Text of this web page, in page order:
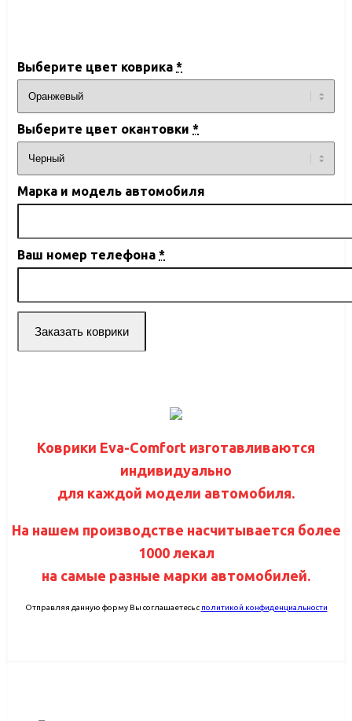
Выберите цвет коврика *
Выберите цвет окантовки *
Марка и модель автомобиля
Ваш номер телефона *
Коврики Eva-Comfort изготавливаются
индивидуально
для каждой модели автомобиля.
На нашем производстве насчитывается более
1000 лекал
на самые разные марки автомобилей.
Отправляя данную форму Вы соглашаетесь с политикой конфиденциальности